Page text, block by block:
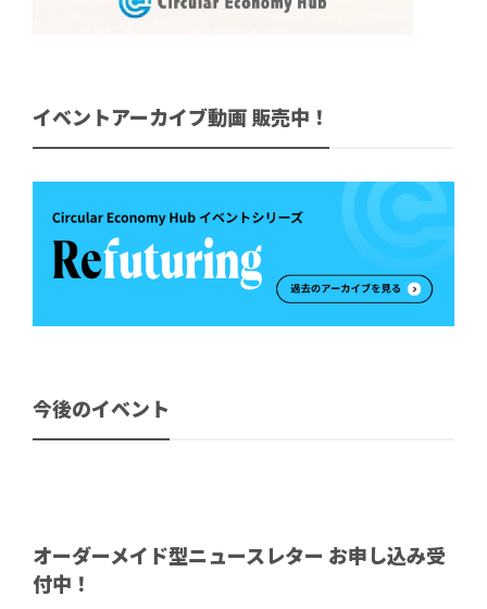
イベントアーカイブ動画 販売中！
今後のイベント
オーダーメイド型ニュースレター お申し込み受
付中！